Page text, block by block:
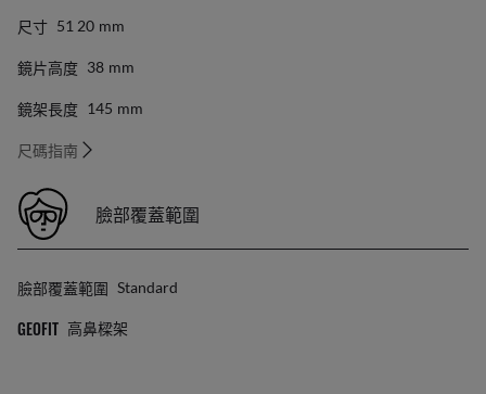
尺寸 51 20 Mm
鏡片高度 38 Mm
鏡架長度 145 Mm
尺碼指南
臉部覆蓋範圍
臉部覆蓋範圍 Standard
GEOFIT 高鼻樑架